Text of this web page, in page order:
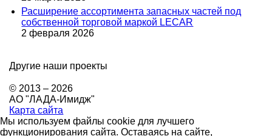
Расширение ассортимента запасных частей под
собственной торговой маркой LECAR
2 февраля 2026
Другие наши проекты
© 2013 – 2026
АО "ЛАДА-Имидж"
Карта сайта
Мы используем файлы cookie для лучшего
функционирования сайта. Оставаясь на сайте,